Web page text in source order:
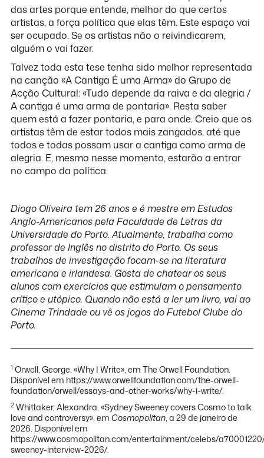
das artes porque entende, melhor do que certos
artistas, a força política que elas têm. Este espaço vai
ser ocupado. Se os artistas não o reivindicarem,
alguém o vai fazer.
Talvez toda esta tese tenha sido melhor representada
na canção «A Cantiga É uma Arma» do Grupo de
Acção Cultural: «Tudo depende da raiva e da alegria /
A cantiga é uma arma de pontaria». Resta saber
quem está a fazer pontaria, e para onde. Creio que os
artistas têm de estar todos mais zangados, até que
todos e todas possam usar a cantiga como arma de
alegria. E, mesmo nesse momento, estarão a entrar
no campo da política.
Diogo Oliveira tem 26 anos e é mestre em Estudos
Anglo-Americanos pela Faculdade de Letras da
Universidade do Porto. Atualmente, trabalha como
professor de Inglês no distrito do Porto. Os seus
trabalhos de investigação focam-se na literatura
americana e irlandesa. Gosta de chatear os seus
alunos com exercícios que estimulam o pensamento
crítico e utópico. Quando não está a ler um livro, vai ao
Cinema Trindade ou vê os jogos do Futebol Clube do
Porto.
1 Orwell, George. «Why I Write», em The Orwell Foundation.
Disponível em https://www.orwellfoundation.com/the-orwell-
foundation/orwell/essays-and-other-works/why-i-write/.
2 Whittaker, Alexandra. «Sydney Sweeney covers Cosmo to talk
love and controversy», em Cosmopolitan, a 29 de janeiro de
2026. Disponível em
https://www.cosmopolitan.com/entertainment/celebs/
sweeney-interview-2026/.